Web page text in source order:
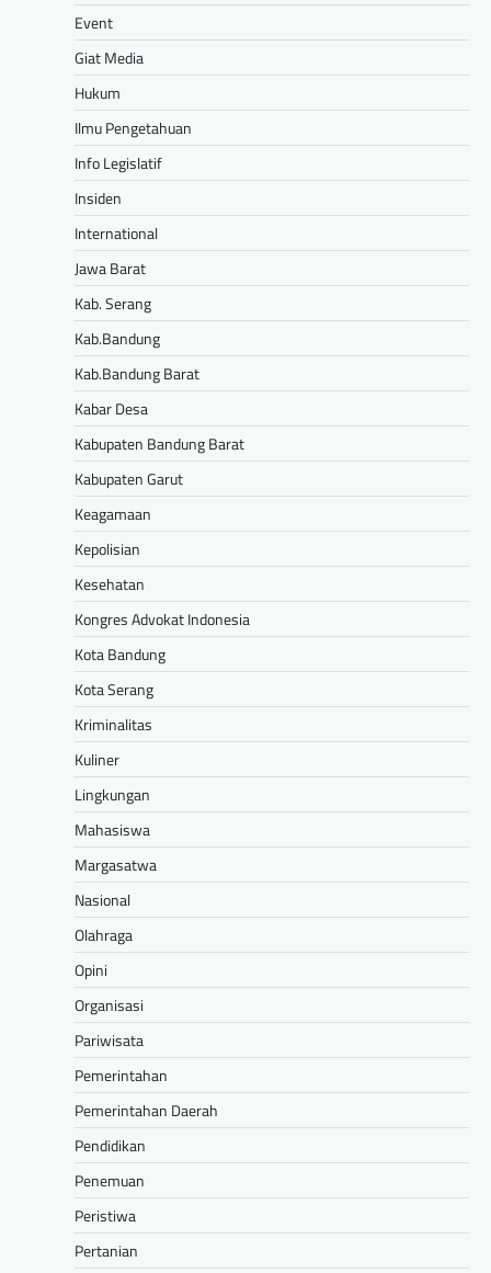
Event
Giat Media
Hukum
Ilmu Pengetahuan
Info Legislatif
Insiden
International
Jawa Barat
Kab. Serang
Kab.Bandung
Kab.Bandung Barat
Kabar Desa
Kabupaten Bandung Barat
Kabupaten Garut
Keagamaan
Kepolisian
Kesehatan
Kongres Advokat Indonesia
Kota Bandung
Kota Serang
Kriminalitas
Kuliner
Lingkungan
Mahasiswa
Margasatwa
Nasional
Olahraga
Opini
Organisasi
Pariwisata
Pemerintahan
Pemerintahan Daerah
Pendidikan
Penemuan
Peristiwa
Pertanian